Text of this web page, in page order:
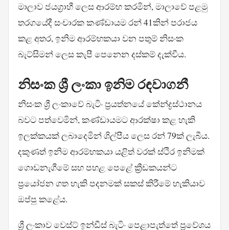
මාලාව ජයග්‍රාහී ලෙස ආරම්භ කරමින්, මාලාවේ පළමු
තරගයේදී සංචාරක කණ්ඩායම රන් 41කින් පරාජය
කළ අතර, ඉනිම ආරම්භකයා වන පතුම් නිසංක
බැට්සිමන් ලෙස කැපී පෙනෙන දස්කම් දැක්වීය.
නිසංක ශ්‍රී ලංකා ඉනිම රඳවාගනී
නිසංක ශ්‍රී ලංකාවේ බැටිං ප්‍රයත්නයේ කේන්ද්‍රස්ථානය
බවට පත්වෙමින්, කණ්ඩායමට ආරක්ෂා කළ හැකි
ඉලක්කයක් ලබාදෙමින් ශිල්පීය ලෙස රන් 79ක් ලැබීය.
දකුණත් ඉනිම ආරම්භකයා යළිත් වරක් ස්ථිර ඉනිමක්
ගොඩනැගීමේ සහ පහළ පෙළේ ක්‍රීඩකයන්ට
ප්‍රයෝජන ගත හැකි පදනමක් සකස් කිරීමේ හැකියාව
ඔප්පු කළේය.
ශ්‍රී ලංකාව වෙස්ට් ඉන්ඩීස් බැටිං පෙළාපැත්තේ ප්‍රවේශය